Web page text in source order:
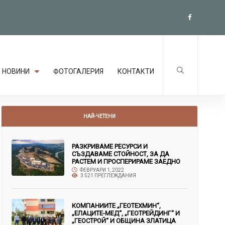
НОВИНИ ФОТОГАЛЕРИЯ КОНТАКТИ
НАЙ-ЧЕТЕНИ
РАЗКРИВАМЕ РЕСУРСИ И
СЪЗДАВАМЕ СТОЙНОСТ, ЗА ДА
РАСТЕМ И ПРОСПЕРИРАМЕ ЗАЕДНО
ФЕВРУАРИ 1, 2022
3 521 ПРЕГЛЕЖДАНИЯ
КОМПАНИИТЕ „ГЕОТЕХМИН“,
„ЕЛАЦИТЕ-МЕД“, „ГЕОТРЕЙДИНГ“ И
„ГЕОСТРОЙ“ И ОБЩИНА ЗЛАТИЦА